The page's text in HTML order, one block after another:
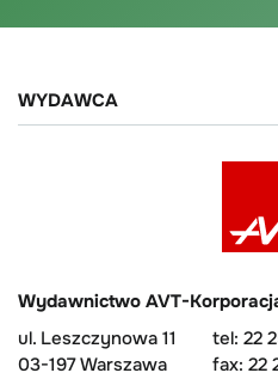
WYDAWCA
Wydawnictwo AVT-
ul. Leszczynowa 11
03-197 Warszawa
tel: 22
fax: 22